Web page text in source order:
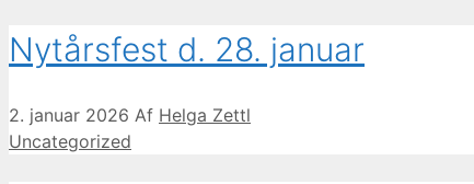
Nytårsfest d. 28. januar
2. januar 2026 Af Helga Zettl
Kategorier
Uncategorized